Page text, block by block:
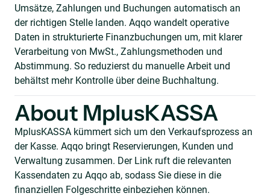
Umsätze, Zahlungen und Buchungen automatisch an
der richtigen Stelle landen. Aqqo wandelt operative
Daten in strukturierte Finanzbuchungen um, mit klarer
Verarbeitung von MwSt., Zahlungsmethoden und
Abstimmung. So reduzierst du manuelle Arbeit und
behältst mehr Kontrolle über deine Buchhaltung.
About MplusKASSA
MplusKASSA kümmert sich um den Verkaufsprozess an
der Kasse. Aqqo bringt Reservierungen, Kunden und
Verwaltung zusammen. Der Link ruft die relevanten
Kassendaten zu Aqqo ab, sodass Sie diese in die
finanziellen Folgeschritte einbeziehen können.